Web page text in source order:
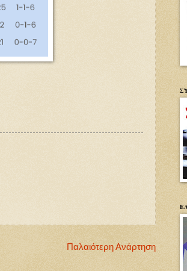
Παλαιότερη Ανάρτηση